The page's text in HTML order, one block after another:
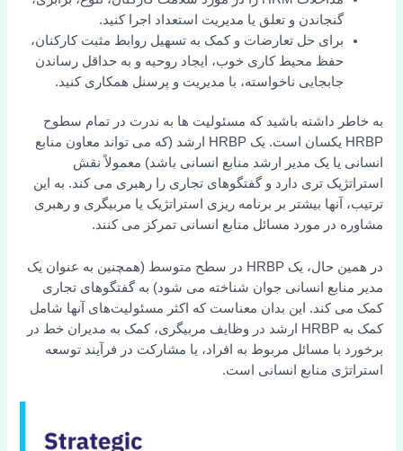
گنجاندن و تعلق یا مدیریت استعداد اجرا کنید.
برای حل تعارضات و کمک به تسهیل روابط مثبت کارکنان،
حفظ محیط کاری خوب، ایجاد روحیه و به حداقل رساندن
جابجایی ناخواسته، با مدیریت و پرسنل همکاری کنید.
به خاطر داشته باشید که مسئولیت ها به ندرت در تمام سطوح
HRBP یکسان است. یک HRBP ارشد (که می تواند معاون منابع
انسانی یا یک مدیر ارشد منابع انسانی باشد) معمولاً نقش
استراتژیک تری دارد و گفتگوهای تجاری را رهبری می کند. به این
ترتیب، آنها بیشتر بر برنامه ریزی استراتژیک یا مربیگری و رهبری
مشاوره در مورد مسائل منابع انسانی تمرکز می کنند.
در همین حال، یک HRBP در سطح متوسط (همچنین به عنوان یک
مدیر منابع انسانی جوان شناخته می شود) به گفتگوهای تجاری
کمک می کند. این بدان معناست که اکثر مسئولیت‌های آنها شامل
کمک به HRBP ارشد در وظایف مربیگری، کمک به مدیران خط در
برخورد با مسائل مربوط به افراد، یا مشارکت در فرآیند توسعه
استراتژی منابع انسانی است.